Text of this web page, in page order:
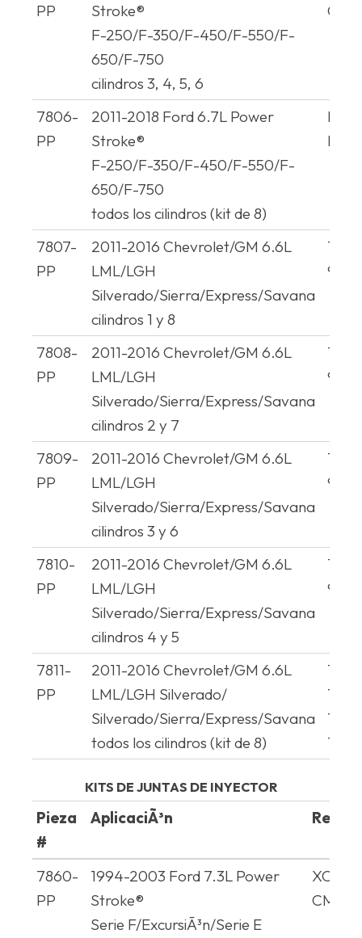
PP
Stroke®
F-250/F-350/F-450/F-550/F-
650/F-750
cilindros 3, 4, 5, 6
7806-
PP
2011-2018 Ford 6.7L Power
Stroke®
F-250/F-350/F-450/F-550/F-
650/F-750
todos los cilindros (kit de 8)
7807-
PP
2011-2016 Chevrolet/GM 6.6L
LML/LGH
Silverado/Sierra/Express/Savana
cilindros 1 y 8
7808-
PP
2011-2016 Chevrolet/GM 6.6L
LML/LGH
Silverado/Sierra/Express/Savana
cilindros 2 y 7
7809-
PP
2011-2016 Chevrolet/GM 6.6L
LML/LGH
Silverado/Sierra/Express/Savana
cilindros 3 y 6
7810-
PP
2011-2016 Chevrolet/GM 6.6L
LML/LGH
Silverado/Sierra/Express/Savana
cilindros 4 y 5
7811-
PP
2011-2016 Chevrolet/GM 6.6L
LML/LGH Silverado/
Silverado/Sierra/Express/Savana
todos los cilindros (kit de 8)
KITS DE JUNTAS DE INYECTOR
Pieza
#
AplicaciÃ³n
Pieza
#
AplicaciÃ³n
7860-
PP
1994-2003 Ford 7.3L Power
Stroke®
Serie F/ExcursiÃ³n/Serie E